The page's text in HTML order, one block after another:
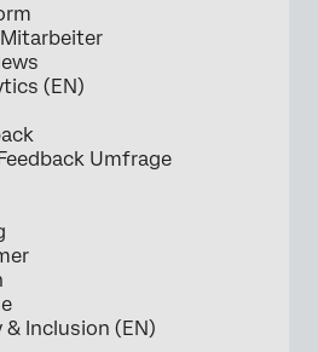
(EN)
Umfrage
& Inclusion (EN)